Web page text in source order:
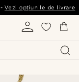
-Vezi opțiunile de livrare